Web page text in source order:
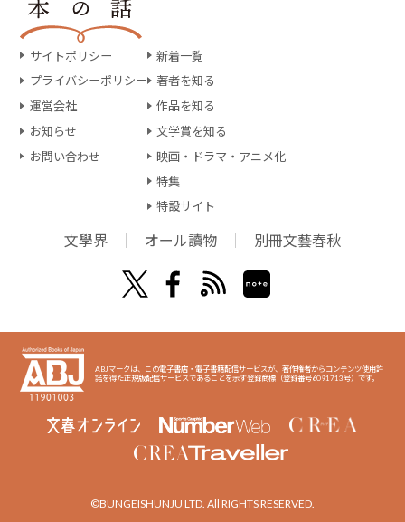
サイトポリシー
プライバシーポリシー
運営会社
お知らせ
お問い合わせ
新着一覧
著者を知る
作品を知る
文学賞を知る
映画・ドラマ・アニメ化
特集
特設サイト
文學界 オール讀物 別冊文藝春秋
ABJマークは、この電子書店・電子書籍配信サービスが、著作権者からコンテンツ使用許
諾を得た正規版配信サービスであることを示す登録商標（登録番号6091713号）です。
©BUNGEISHUNJU LTD. All RIGHTS RESERVED.